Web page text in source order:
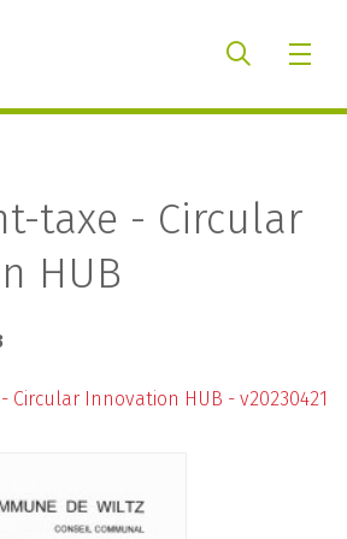
taxe - Circular
HUB
Circular Innovation HUB - v20230421